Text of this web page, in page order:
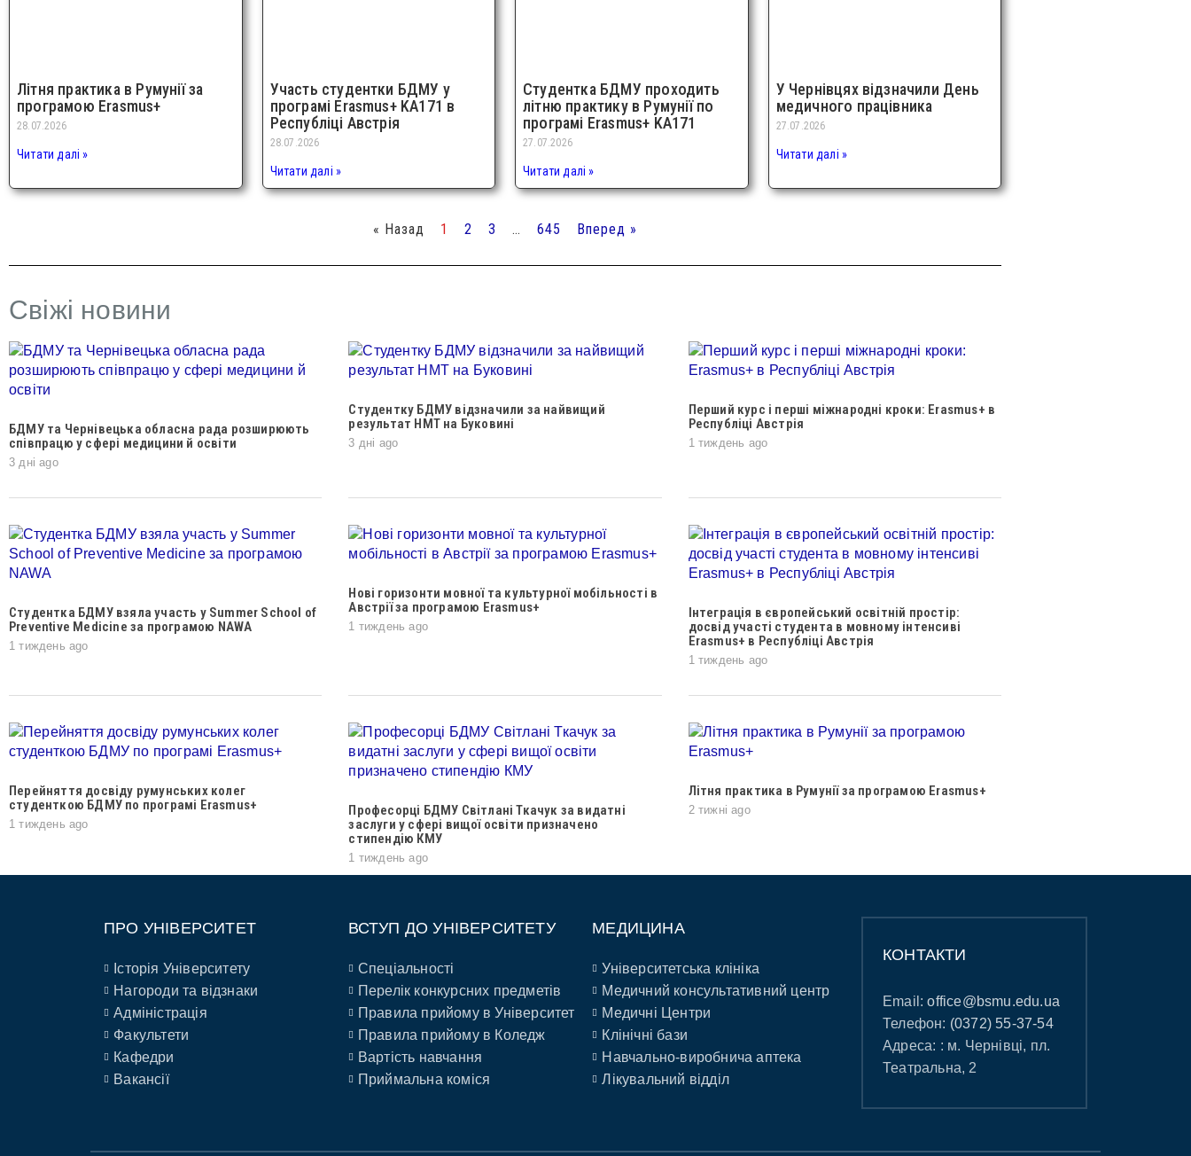
Літня практика в Румунії за
програмою Erasmus+
28.07.2026
Читати далі »
Участь студентки БДМУ у
програмі Erasmus+ KA171 в
Республіці Австрія
28.07.2026
Читати далі »
Студентка БДМУ проходить
літню практику в Румунії по
програмі Erasmus+ KA171
27.07.2026
Читати далі »
У Чернівцях відзначили День
медичного працівника
27.07.2026
Читати далі »
« Назад 1 2 3 … 645 Вперед »
Свіжі новини
БДМУ та Чернівецька обласна рада розширюють
співпрацю у сфері медицини й освіти
3 дні ago
Студентку БДМУ відзначили за найвищий
результат НМТ на Буковині
3 дні ago
Перший курс і перші міжнародні кроки: Erasmus+ в
Республіці Австрія
1 тиждень ago
Студентка БДМУ взяла участь у Summer School of
Preventive Medicine за програмою NAWA
1 тиждень ago
Нові горизонти мовної та культурної мобільності в
Австрії за програмою Erasmus+
1 тиждень ago
Інтеграція в європейський освітній простір:
досвід участі студента в мовному інтенсиві
Erasmus+ в Республіці Австрія
1 тиждень ago
Перейняття досвіду румунських колег
студенткою БДМУ по програмі Erasmus+
1 тиждень ago
Професорці БДМУ Світлані Ткачук за видатні
заслуги у сфері вищої освіти призначено
стипендію КМУ
1 тиждень ago
Літня практика в Румунії за програмою Erasmus+
2 тижні ago
ПРО УНІВЕРСИТЕТ
Історія Університету
Нагороди та відзнаки
Адміністрація
Факультети
Кафедри
Вакансії
ВСТУП ДО УНІВЕРСИТЕТУ
Спеціальності
Перелік конкурсних предметів
Правила прийому в Університет
Правила прийому в Коледж
Вартість навчання
Приймальна коміся
МЕДИЦИНА
Університетська клініка
Медичний консультативний центр
Медичні Центри
Клінічні бази
Навчально-виробнича аптека
Лікувальний відділ
КОНТАКТИ
Email:office@bsmu.edu.ua
Телефон: (0372) 55-37-54
Адреса: : м. Чернівці, пл.
Театральна, 2